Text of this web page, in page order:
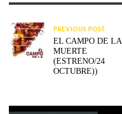
PREVIOUS POST
EL CAMPO DE LA
MUERTE
(ESTRENO/24
OCTUBRE))